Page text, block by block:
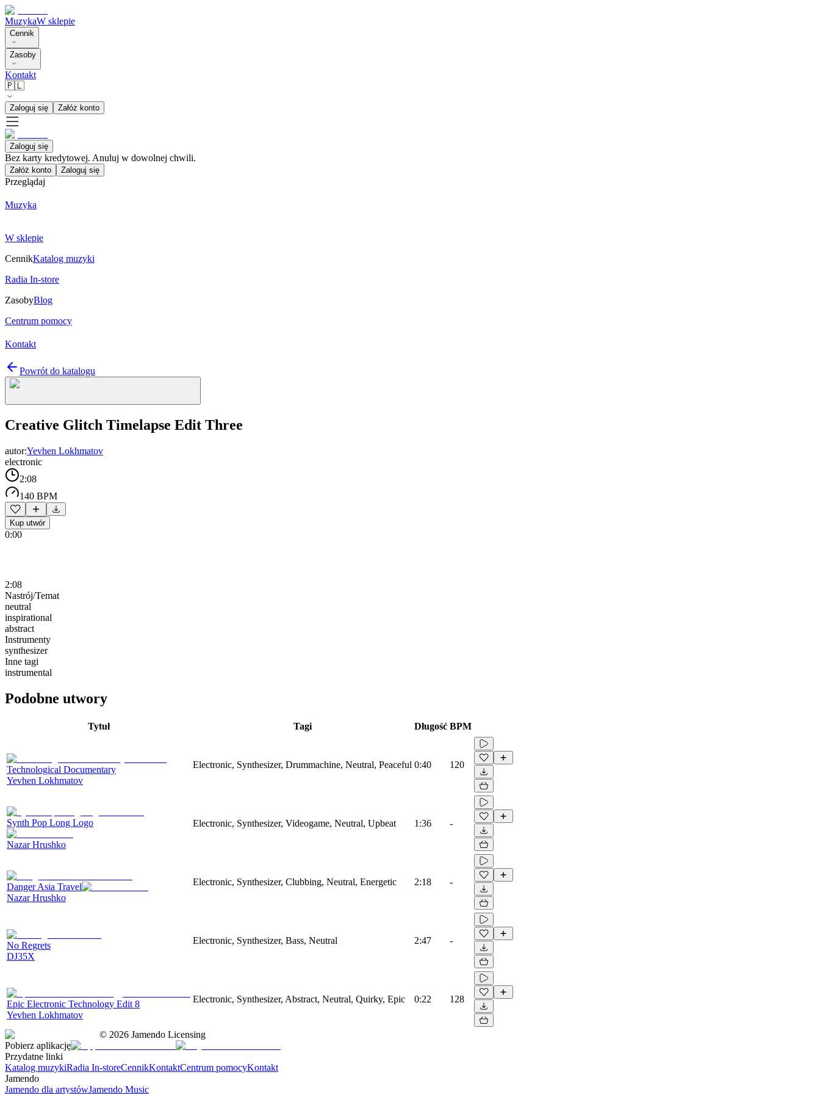
MuzykaW sklepie
Cennik
Zasoby
Kontakt
🇵🇱
Zaloguj się Załóż konto
Zaloguj się
Bez karty kredytowej. Anuluj w dowolnej chwili.
Załóż konto Zaloguj się
Przeglądaj
Muzyka
W sklepie
CennikKatalog muzyki
Radia In-store
ZasobyBlog
Centrum pomocy
Kontakt
Powrót do katalogu
Creative Glitch Timelapse Edit Three
autor:Yevhen Lokhmatov
electronic
2:08
140 BPM
Kup utwór
0:00
2:08
Nastrój/Temat
neutral
inspirational
abstract
Instrumenty
synthesizer
Inne tagi
instrumental
Podobne utwory
Tytuł Tagi Długość BPM
Technological Documentary
Yevhen Lokhmatov
Electronic, Synthesizer, Drummachine, Neutral, Peaceful 0:40 120
Synth Pop Long Logo
Nazar Hrushko
Electronic, Synthesizer, Videogame, Neutral, Upbeat 1:36 -
Danger Asia Travel
Nazar Hrushko
Electronic, Synthesizer, Clubbing, Neutral, Energetic 2:18 -
No Regrets
DJ35X
Electronic, Synthesizer, Bass, Neutral 2:47 -
Epic Electronic Technology Edit 8
Yevhen Lokhmatov
Electronic, Synthesizer, Abstract, Neutral, Quirky, Epic 0:22 128
© 2026 Jamendo Licensing
Pobierz aplikację
Przydatne linki
Katalog muzykiRadia In-storeCennikKontaktCentrum pomocyKontakt
Jamendo
Jamendo dla artystówJamendo Music